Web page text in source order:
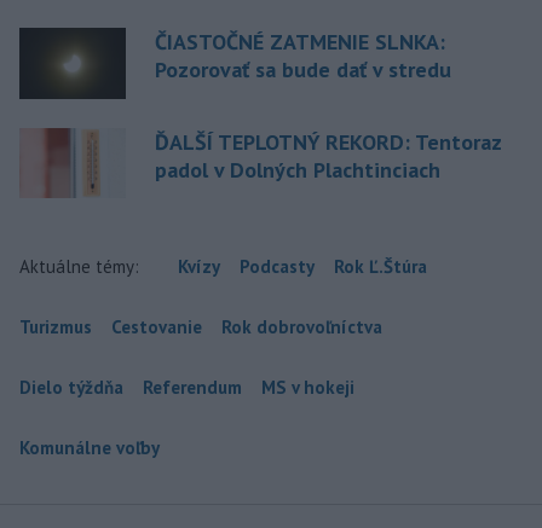
ČIASTOČNÉ ZATMENIE SLNKA:
Pozorovať sa bude dať v stredu
ĎALŠÍ TEPLOTNÝ REKORD: Tentoraz
padol v Dolných Plachtinciach
Aktuálne témy: Kvízy Podcasty Rok Ľ.Štúra
Turizmus Cestovanie Rok dobrovoľníctva
Dielo týždňa Referendum MS v hokeji
Komunálne voľby